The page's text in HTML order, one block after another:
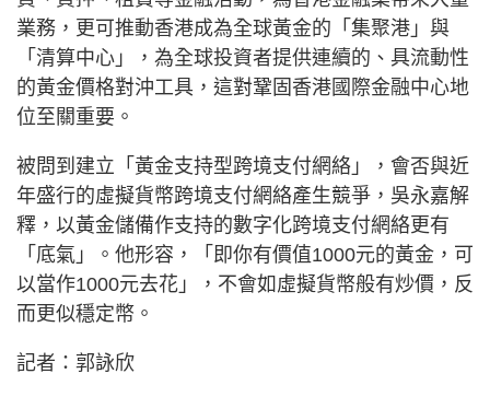
業務，更可推動香港成為全球黃金的「集聚港」與
「清算中心」，為全球投資者提供連續的、具流動性
的黃金價格對沖工具，這對鞏固香港國際金融中心地
位至關重要。
被問到建立「黃金支持型跨境支付網絡」，會否與近
年盛行的虛擬貨幣跨境支付網絡產生競爭，吳永嘉解
釋，以黃金儲備作支持的數字化跨境支付網絡更有
「底氣」。他形容，「即你有價值1000元的黃金，可
以當作1000元去花」，不會如虛擬貨幣般有炒價，反
而更似穩定幣。
記者：郭詠欣